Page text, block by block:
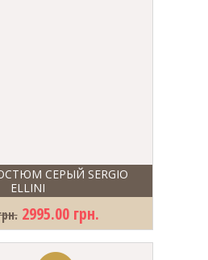
СЕРЫЙ SERGIO
ELLINI
2995.00 грн.